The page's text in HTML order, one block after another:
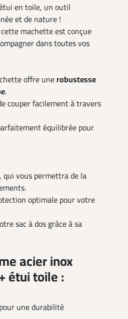
en toile, un outil
et de nature !
machette est conçue
dans toutes vos
offre unerobustesse
.
couper facilement à travers
équilibrée pour
, qui vous permettra de la
optimale pour votre
sac à dos grâce à sa
acier inox
étui toile :
pour une durabilité